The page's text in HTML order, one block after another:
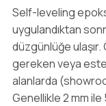
Self-leveling
uygulandıktan
düzgünlüğe
gereken veya
alanlarda
Genellikle 2 mm ile